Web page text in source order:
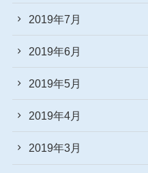
2019年7月
2019年6月
2019年5月
2019年4月
2019年3月